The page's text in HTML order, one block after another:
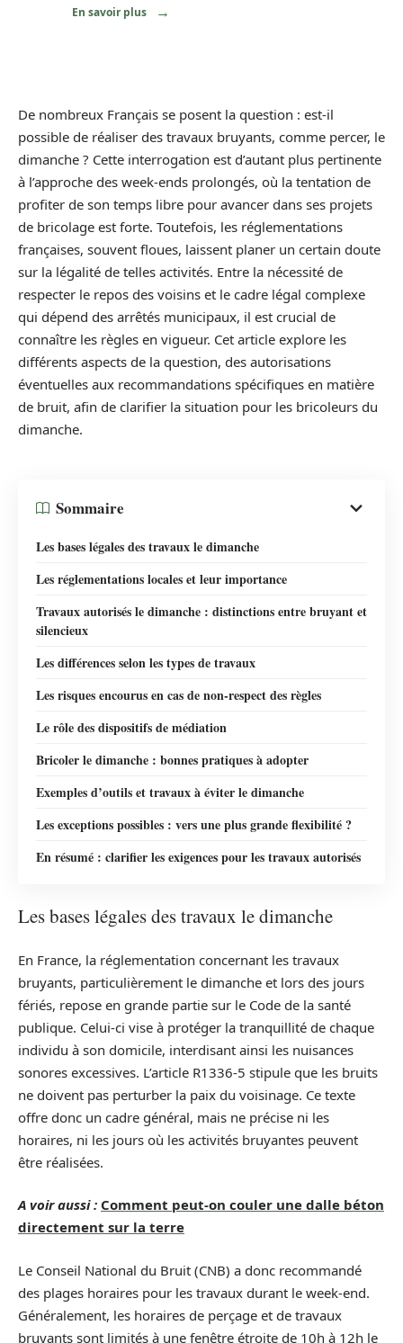
En savoir plus
De nombreux Français se posent la question : est-il
possible de réaliser des travaux bruyants, comme percer, le
dimanche ? Cette interrogation est d’autant plus pertinente
à l’approche des week-ends prolongés, où la tentation de
profiter de son temps libre pour avancer dans ses projets
de bricolage est forte. Toutefois, les réglementations
françaises, souvent floues, laissent planer un certain doute
sur la légalité de telles activités. Entre la nécessité de
respecter le repos des voisins et le cadre légal complexe
qui dépend des arrêtés municipaux, il est crucial de
connaître les règles en vigueur. Cet article explore les
différents aspects de la question, des autorisations
éventuelles aux recommandations spécifiques en matière
de bruit, afin de clarifier la situation pour les bricoleurs du
dimanche.
Sommaire
Les bases légales des travaux le dimanche
Les réglementations locales et leur importance
Travaux autorisés le dimanche : distinctions entre bruyant et
silencieux
Les différences selon les types de travaux
Les risques encourus en cas de non-respect des règles
Le rôle des dispositifs de médiation
Bricoler le dimanche : bonnes pratiques à adopter
Exemples d’outils et travaux à éviter le dimanche
Les exceptions possibles : vers une plus grande flexibilité ?
En résumé : clarifier les exigences pour les travaux autorisés
Les bases légales des travaux le dimanche
En France, la réglementation concernant les travaux
bruyants, particulièrement le dimanche et lors des jours
fériés, repose en grande partie sur le Code de la santé
publique. Celui-ci vise à protéger la tranquillité de chaque
individu à son domicile, interdisant ainsi les nuisances
sonores excessives. L’article R1336-5 stipule que les bruits
ne doivent pas perturber la paix du voisinage. Ce texte
offre donc un cadre général, mais ne précise ni les
horaires, ni les jours où les activités bruyantes peuvent
être réalisées.
A voir aussi : Comment peut-on couler une dalle béton
directement sur la terre
Le Conseil National du Bruit (CNB) a donc recommandé
des plages horaires pour les travaux durant le week-end.
Généralement, les horaires de perçage et de travaux
bruyants sont limités à une fenêtre étroite de 10h à 12h le